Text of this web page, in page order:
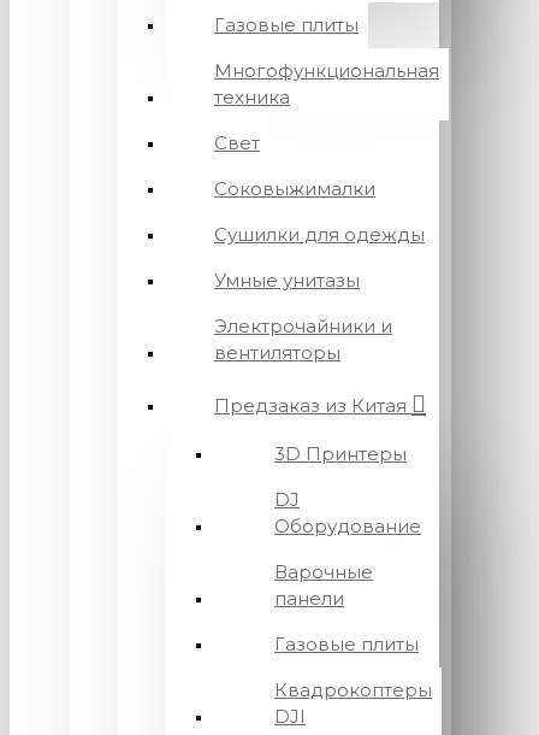
Газовые плиты
Многофункциональная
техника
Свет
Соковыжималки
Сушилки для одежды
Умные унитазы
Электрочайники и
вентиляторы
Предзаказ из Китая
3D Принтеры
DJ
Оборудование
Варочные
панели
Газовые плиты
Квадрокоптеры
DJI